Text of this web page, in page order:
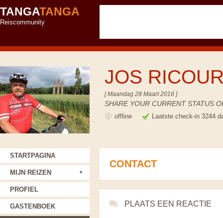
TANGATANGA
Reiscommunity
JOS
[ Maandag 28 Maart 2016 ]
SHARE YOUR CURRENT STATUS
offline Laatste check-in 3244
CONTACT
PLAATS EEN REACTIE
STARTPAGINA
MIJN REIZEN
PROFIEL
GASTENBOEK